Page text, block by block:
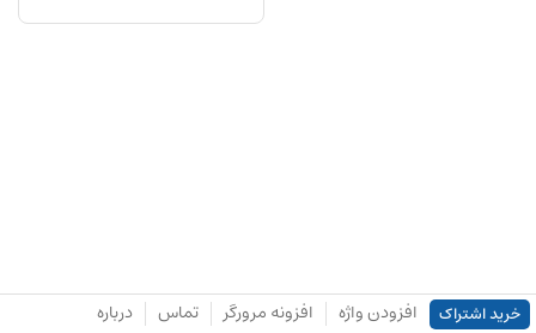
خرید اشتراک افزودن واژه افزونه مرورگر تماس درباره